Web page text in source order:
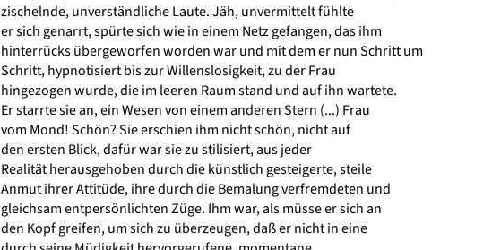
zischelnde, unverständliche Laute. Jäh, unvermittelt fühlte
er sich genarrt, spürte sich wie in einem Netz gefangen, das ihm
hinterrücks übergeworfen worden war und mit dem er nun Schritt um
Schritt, hypnotisiert bis zur Willenslosigkeit, zu der Frau
hingezogen wurde, die im leeren Raum stand und auf ihn wartete.
Er starrte sie an, ein Wesen von einem anderen Stern (...) Frau
vom Mond! Schön? Sie erschien ihm nicht schön, nicht auf
den ersten Blick, dafür war sie zu stilisiert, aus jeder
Realität herausgehoben durch die künstlich gesteigerte, steile
Anmut ihrer Attitüde, ihre durch die Bemalung verfremdeten und
gleichsam entpersönlichten Züge. Ihm war, als müsse er sich an
den Kopf greifen, um sich zu überzeugen, daß er nicht in eine